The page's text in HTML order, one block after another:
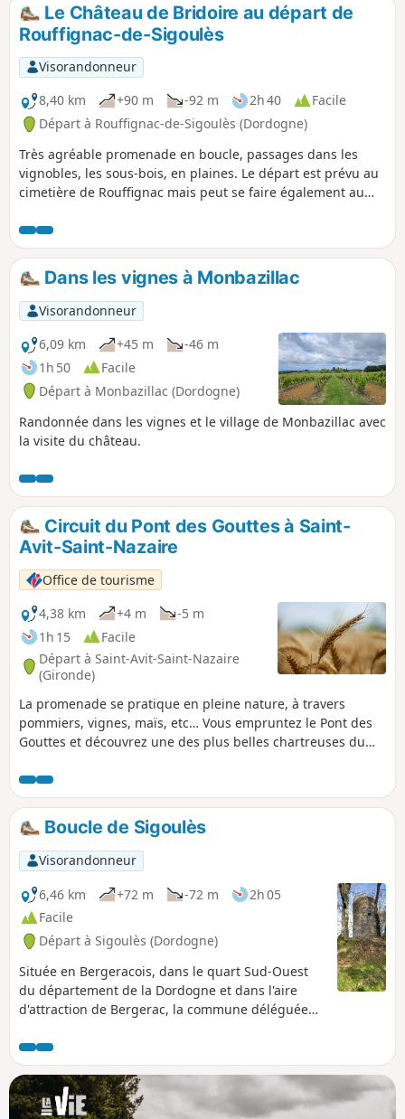
Le Château de Bridoire au départ de
Rouffignac-de-Sigoulès
Visorandonneur
8,40 km
+90 m -92 m 2h 40
Facile
Départ à Rouffignac-de-Sigoulès (Dordogne)
Très agréable promenade en boucle, passages dans les
vignobles, les sous-bois, en plaines. Le départ est prévu au
cimetière de Rouffignac mais peut se faire également au
jeux pour les enfants, etc.). Le passage du gué de la
Gardonnette est un peu délicat.
Dans les vignes à Monbazillac
Visorandonneur
6,09 km
+45 m
-46 m
1h 50
Facile
Départ à Monbazillac (Dordogne)
Randonnée dans les vignes et le village de Monbazillac avec
la visite du château.
Circuit du Pont des Gouttes à Saint-
Avit-Saint-Nazaire
Office de tourisme
4,38 km
+4 m
-5 m
1h 15
Facile
Départ à Saint-Avit-Saint-Nazaire
(Gironde)
La promenade se pratique en pleine nature, à travers
pommiers, vignes, maïs, etc… Vous empruntez le Pont des
Gouttes et découvrez une des plus belles chartreuses du
les âges.
Boucle de Sigoulès
Visorandonneur
6,46 km
+72 m -72 m
2h 05
Facile
Départ à Sigoulès (Dordogne)
Située en Bergeracois, dans le quart Sud-Ouest
du département de la Dordogne et dans l'aire
d'attraction de Bergerac, la commune déléguée
la partie occidentale de la commune nouvelle de
Sigoulès et Flaugeac, elle est bordée au nord par
un affluent de la Dordogne, la Gardonette, et
arrosée par son affluent la Mescoulette. Sigoulès